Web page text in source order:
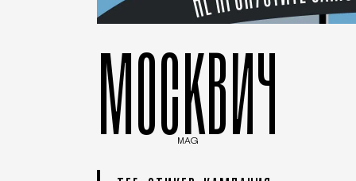
МОСКВИЧ
MAG